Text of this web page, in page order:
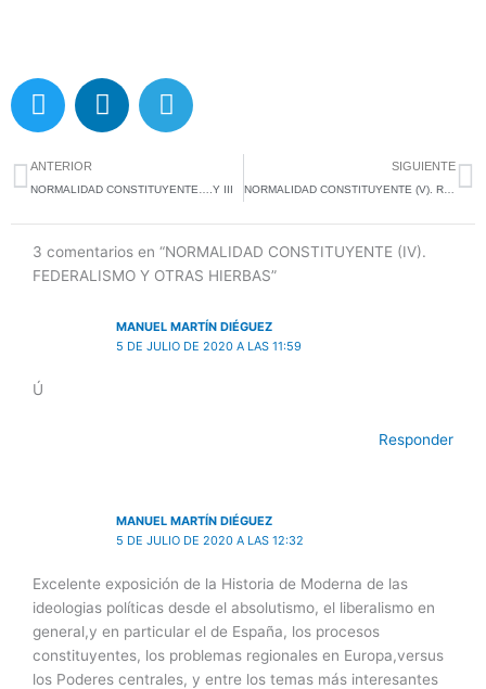
T
w
t
t
e
r
L
i
e
d
i
n
T
e
g
r
a
m
Ant
ANTERIOR
NORMALIDAD CONSTITUYENTE….Y III
SIGUIENTE
NORMALIDAD CONSTITUYENTE (V). REPASO DEL TÍTULO I DE LA CONSTITUCIÓN
3 comentarios en “NORMALIDAD CONSTITUYENTE (IV).
FEDERALISMO Y OTRAS HIERBAS”
MANUEL MARTÍN DIÉGUEZ
5 DE JULIO DE 2020 A LAS 11:59
Ú
Responder
MANUEL MARTÍN DIÉGUEZ
5 DE JULIO DE 2020 A LAS 12:32
Excelente exposición de la Historia de Moderna de las
ideologias políticas desde el absolutismo, el liberalismo en
general,y en particular el de España, los procesos
constituyentes, los problemas regionales en Europa,versus
los Poderes centrales, y entre los temas más interesantes